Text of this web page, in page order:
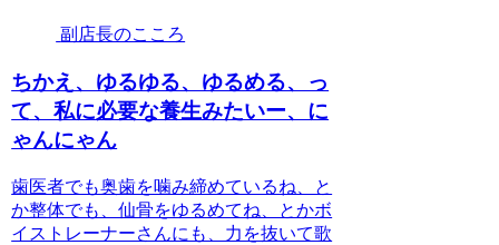
副店長のこころ
ちかえ、ゆるゆる、ゆるめる、っ
て、私に必要な養生みたいー、に
ゃんにゃん
歯医者でも奥歯を噛み締めているね、と
か整体でも、仙骨をゆるめてね、とかボ
イストレーナーさんにも、力を抜いて歌